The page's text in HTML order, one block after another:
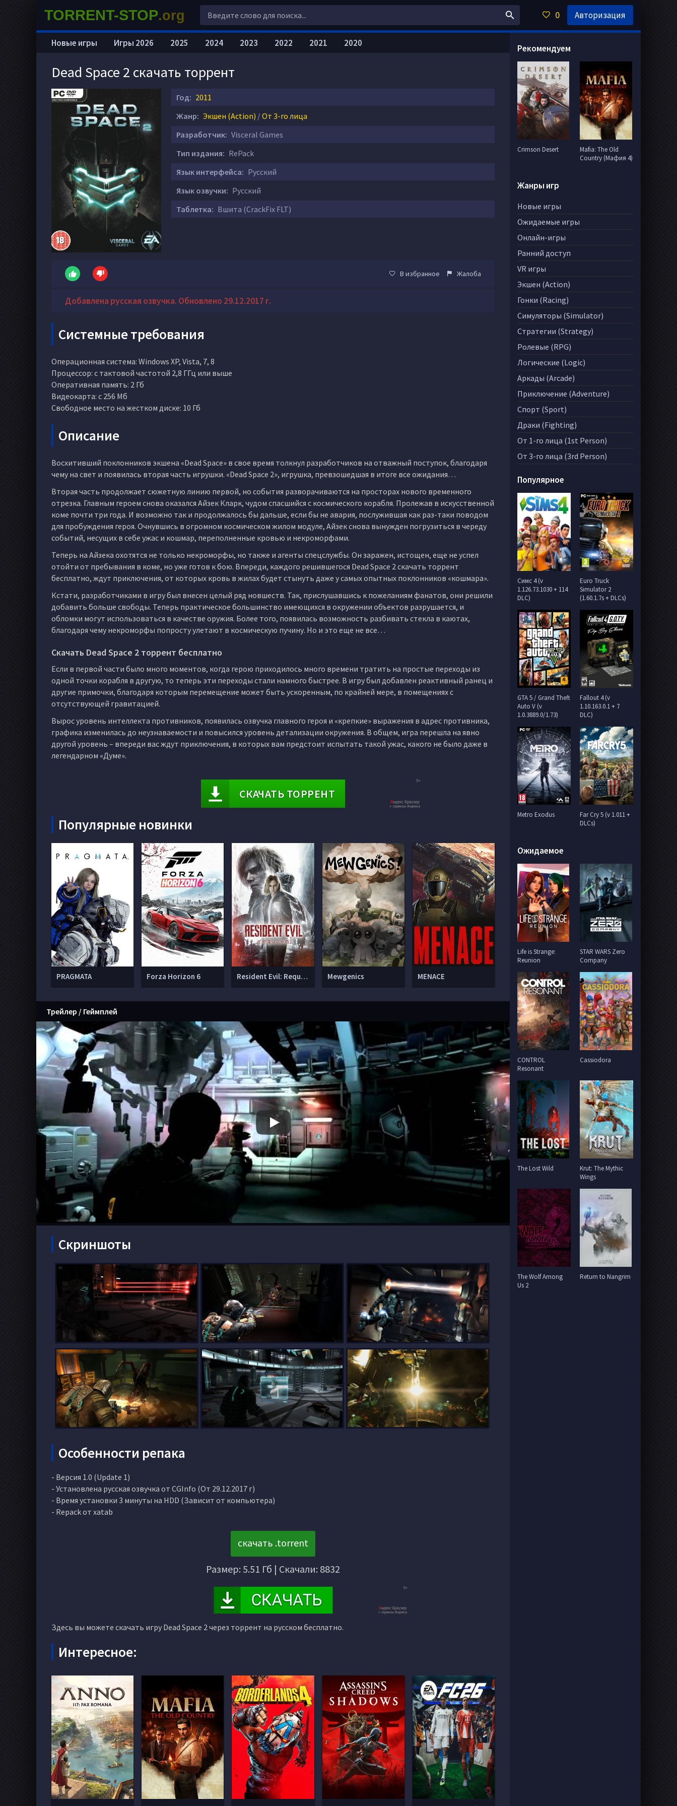
Dead Space 2 скачать торрент
Год: 2011
Жанр: Экшен (Action) /От 3-го лица
Разработчик: Visceral Games
Тип издания: RePack
Язык интерфейса: Русский
Язык озвучки: Русский
Таблетка: Вшита (CrackFix FLT)
В избранное Жалоба
Добавлена русская озвучка. Обновлено 29.12.2017 г.
Системные требования
Операционная система: Windows XP, Vista, 7, 8
Процессор: c тактовой частотой 2,8 ГГц или выше
Оперативная память: 2 Гб
Видеокарта: с 256 Мб
Свободное место на жестком диске: 10 Гб
Описание
Восхитивший поклонников экшена «Dead Space» в свое время толкнул разработчиков на отважный поступок, благодаря
чему на свет и появилась вторая часть игрушки. «Dead Space 2», игрушка, превзошедшая в итоге все ожидания…
Вторая часть продолжает сюжетную линию первой, но события разворачиваются на просторах нового временного
отрезка. Главным героем снова оказался Айзек Кларк, чудом спасшийся с космического корабля. Пролежав в искусственной
коме почти три года. И возможно так и продолжалось бы дальше, если бы не авария, послужившая как раз-таки поводом
для пробуждения героя. Очнувшись в огромном космическом жилом модуле, Айзек снова вынужден погрузиться в череду
событий, несущих в себе ужас и кошмар, переполненные кровью и некроморфами.
Теперь на Айзека охотятся не только некроморфы, но также и агенты спецслужбы. Он заражен, истощен, еще не успел
отойти от пребывания в коме, но уже готов к бою. Впереди, каждого решившегося Dead Space 2 скачать торрент
бесплатно, ждут приключения, от которых кровь в жилах будет стынуть даже у самых опытных поклонников «кошмара».
Кстати, разработчиками в игру был внесен целый ряд новшеств. Так, прислушавшись к пожеланиям фанатов, они решили
добавить больше свободы. Теперь практическое большинство имеющихся в окружении объектов разрушается, и
обломки могут использоваться в качестве оружия. Более того, появилась возможность разбивать стекла в каютах,
благодаря чему некроморфы попросту улетают в космическую пучину. Но и это еще не все…
Скачать Dead Space 2 торрент бесплатно
Если в первой части было много моментов, когда герою приходилось много времени тратить на простые переходы из
одной точки корабля в другую, то теперь эти переходы стали намного быстрее. В игру был добавлен реактивный ранец и
другие примочки, благодаря которым перемещение может быть ускоренным, по крайней мере, в помещениях с
отсутствующей гравитацией.
Вырос уровень интеллекта противников, появилась озвучка главного героя и «крепкие» выражения в адрес противника,
графика изменилась до неузнаваемости и повысился уровень детализации окружения. В общем, игра перешла на явно
другой уровень – впереди вас ждут приключения, в которых вам предстоит испытать такой ужас, какого не было даже в
легендарном «Думе».
СКАЧАТЬ ТОРРЕНТ
Популярные новинки
PRAGMATA Forza Horizon 6 Resident Evil: Requiem Mewgenics MENACE
Трейлер / Геймплей
Скриншоты
Особенности репака
- Версия 1.0 (Update 1)
- Установлена русская озвучка от CGInfo (От 29.12.2017 г)
- Время установки 3 минуты на HDD (Зависит от компьютера)
- Repack от xatab
скачать .torrent
Размер: 5.51 Гб | Скачали: 8832
Здесь вы можете скачать игру Dead Space 2 через торрент на русском бесплатно.
Интересное:
Новые игры Игры 2026 2025 2024 2023 2022 2021 2020 Рекомендуем
Crimson Desert
Mafia: The Old
Country (Мафия 4)
Жанры игр
Новые игры
Ожидаемые игры
Онлайн-игры
Ранний доступ
VR игры
Экшен (Action)
Гонки (Racing)
Симуляторы (Simulator)
Стратегии (Strategy)
Ролевые (RPG)
Логические (Logic)
Аркады (Arcade)
Приключение (Adventure)
Спорт (Sport)
Драки (Fighting)
От 1-го лица (1st Person)
От 3-го лица (3rd Person)
Популярное
Симс 4 (v
1.126.73.1030 + 114
DLC)
Euro Truck
Simulator 2
(1.60.1.7s + DLCs)
GTA 5 / Grand Theft
Auto V (v
1.0.3889.0/1.73)
Fallout 4 (v
1.10.163.0.1 + 7
DLC)
Metro Exodus
Far Cry 5 (v 1.011 +
DLCs)
Ожидаемое
Life is Strange:
Reunion
STAR WARS Zero
Company
CONTROL
Resonant
Cassiodora
The Lost Wild
Krut: The Mythic
Wings
The Wolf Among
Us 2
Return to Nangrim
TORRENT-STOP.org 0 Авторизация